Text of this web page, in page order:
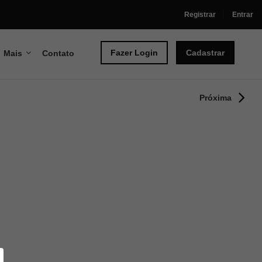
Registrar Entrar
Mais Contato Fazer Login Cadastrar
Próxima